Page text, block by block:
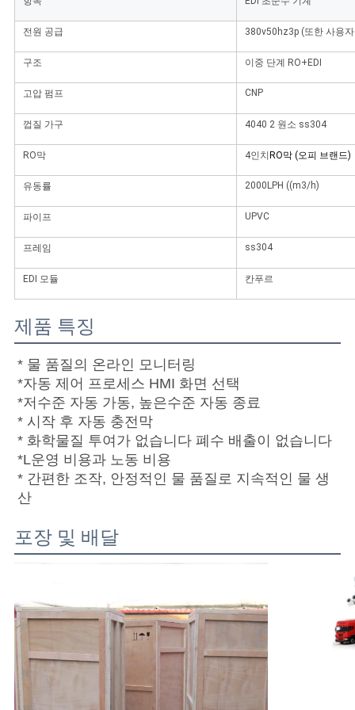
전원 공급 380v50hz3p (또한 사용
구조 이중 단계 RO+EDI
고압 펌프 CNP
껍질 가구 4040 2 원소 ss304
RO막 4인치RO막 (오피 브랜드)
유동률 2000LPH ((m3/h)
파이프 UPVC
프레임 ss304
EDI 모듈 칸푸르
제품 특징
* 물 품질의 온라인 모니터링
*자동 제어 프로세스 HMI 화면 선택
*저수준 자동 가동, 높은수준 자동 종료
* 시작 후 자동 충전막
* 화학물질 투여가 없습니다 폐수 배출이 없습니다
*L운영 비용과 노동 비용
* 간편한 조작, 안정적인 물 품질로 지속적인 물 생
산
포장 및 배달